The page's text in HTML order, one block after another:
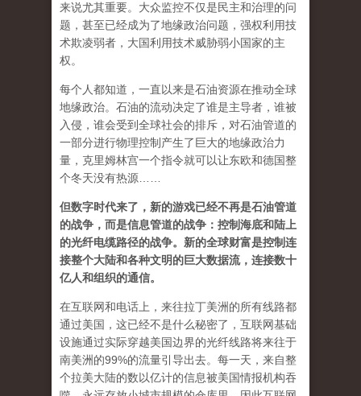
来说尤其重要。大众监控不仅是民主和治理的问
题，甚至已经成为了地缘政治问题，强权利用技
术欺凌弱者，大国利用技术威胁弱小国家的主
权。
每个人都知道，一直以来是石油资源在推动全球
地缘政治。石油的流动决定了谁是主导者，谁被
入侵，谁会受到全球社会的排斥，对石油管道的
一部分进行物理控制产生了巨大的地缘政治力
量，克里姆林宫一个指令就可以让东欧和德国整
个冬天没有热源……
但数字时代来了，新的游戏已经不再是石油管道
的战争，而是信息管道的战争：控制海底和陆上
的光纤电缆路径的战争。新的全球财富是控制连
接整个大陆和各种文明的巨大数据流，连接数十
亿人和组织的通信。
在互联网和电话上，来往拉丁美洲的所有线路都
通过美国，这已经不是什么秘密了，互联网基础
设施通过实际穿越美国边界的光纤线路将来往于
南美洲的99%的流量引导出去。每一天，来自整
个拉美大陆的数以亿计的信息被美国情报机构吞